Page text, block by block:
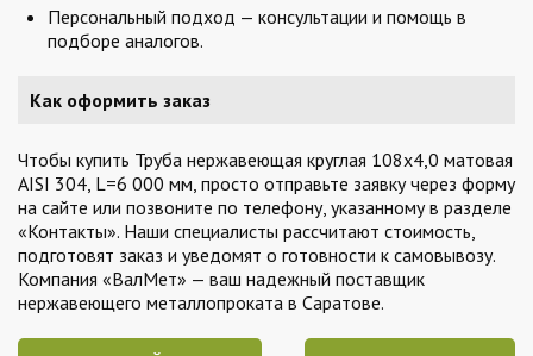
Персональный подход — консультации и помощь в
подборе аналогов.
Как оформить заказ
Чтобы купить Труба нержавеющая круглая 108х4,0 матовая
AISI 304, L=6 000 мм, просто отправьте заявку через форму
на сайте или позвоните по телефону, указанному в разделе
«Контакты». Наши специалисты рассчитают стоимость,
подготовят заказ и уведомят о готовности к самовывозу.
Компания «ВалМет» — ваш надежный поставщик
нержавеющего металлопроката в Саратове.